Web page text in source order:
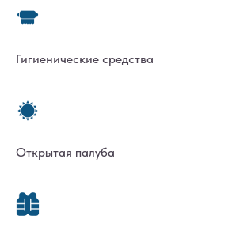
Гигиенические средства
Открытая палуба